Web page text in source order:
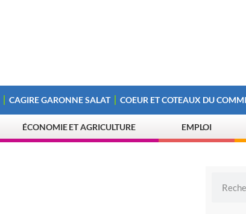
CAGIRE GARONNE SALAT COEUR ET COTEAUX DU
ÉCONOMIE ET AGRICULTURE EMPLOI